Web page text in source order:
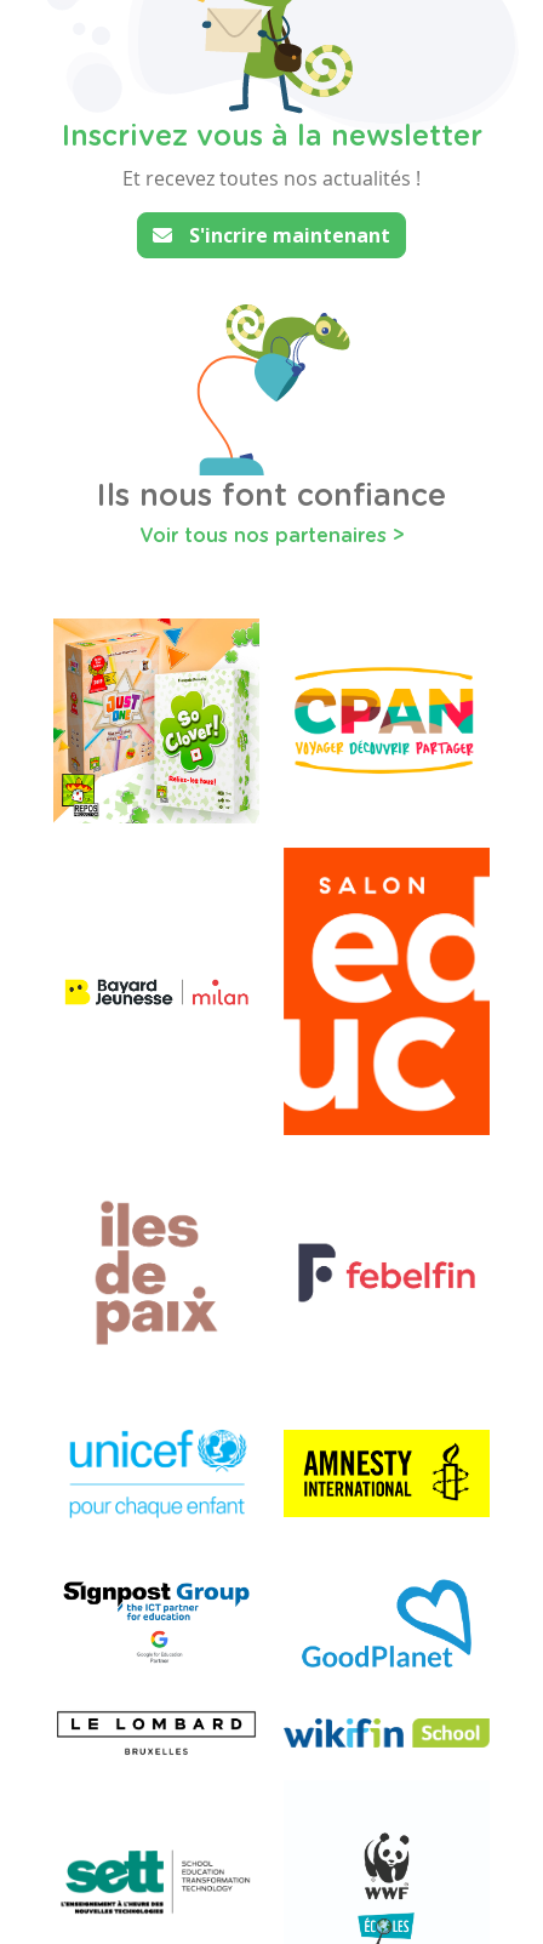
Inscrivez vous à la newsletter
Et recevez toutes nos actualités !
S'incrire maintenant
Ils nous font confiance
Voir tous nos partenaires >